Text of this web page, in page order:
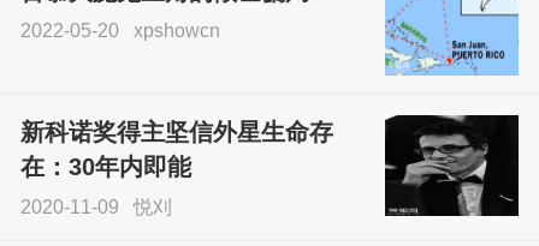
sskfn
2022-05-20 xpshowcn
新科诺奖得主坚信外星生命存
在：30年内即能
2020-11-09 悦刈